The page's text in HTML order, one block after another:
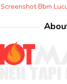
Screenshot Bbm